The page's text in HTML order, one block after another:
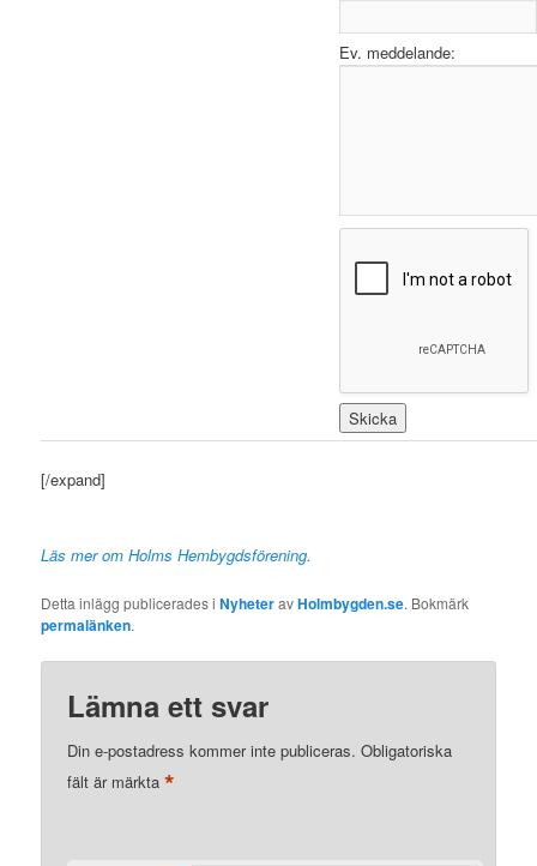
Ev. meddelande:
[/expand]
Läs mer om Holms Hembygdsförening.
Detta inlägg publicerades iNyheteravHolmbygden.se. Bokmärk
permalänken.
Lämna ett svar
Din e-postadress kommer inte publiceras. Obligatoriska
fält är märkta*